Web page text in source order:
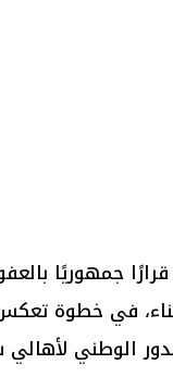
في خطوة
الوطني